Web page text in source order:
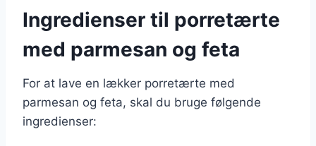
Ingredienser til porretærte
med parmesan og feta
For at lave en lækker porretærte med
parmesan og feta, skal du bruge følgende
ingredienser: